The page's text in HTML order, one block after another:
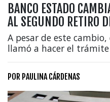
BANCO ESTADO
AL SEGUNDO RETIRO
A pesar de este
llamó a hacer el
POR PAULINA CÁRDENAS